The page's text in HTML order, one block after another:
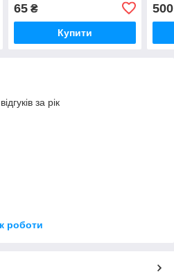
65₴
Купити
500
за рік
роботи